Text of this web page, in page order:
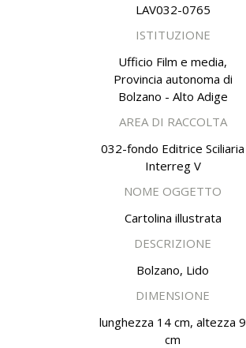
LAV032-0765
ISTITUZIONE
Ufficio Film e media,
Provincia autonoma di
Bolzano - Alto Adige
AREA DI RACCOLTA
032-fondo Editrice Sciliaria
Interreg V
NOME OGGETTO
Cartolina illustrata
DESCRIZIONE
Bolzano, Lido
DIMENSIONE
lunghezza 14 cm, altezza 9
cm